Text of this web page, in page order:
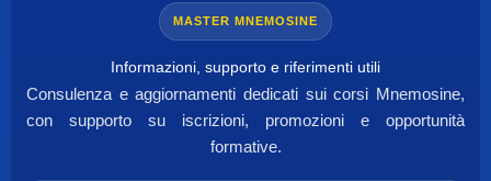
MASTER MNEMOSINE
Informazioni, supporto e riferimenti utili
Consulenza e aggiornamenti dedicati sui corsi Mnemosine,
con supporto su iscrizioni, promozioni e opportunità
formative.